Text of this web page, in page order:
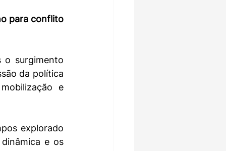
para conflito
o surgimento
da política
e
explorado
e os